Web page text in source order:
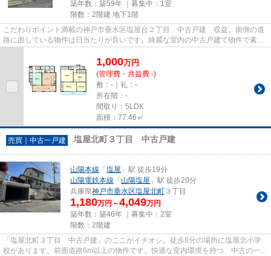
築年数：築59年 ｜募集中： 1室
階数：2階建 地下1階
こだわりポイント満載の神戸市垂水区塩屋台２丁目 中古戸建 収益。南側の道
路に面している物件は日当たりが良いです。綺麗な室内の中古戸建て物件で素敵
1,000万円
(管理費・共益費 -)
敷：-｜礼：-
所在階：-
間取り：5LDK
面積：77.46㎡
売買｜中古一戸建 塩屋北町３丁目 中古戸建
山陽本線 「 塩屋 」駅 徒歩19分
山陽電鉄本線 「 山陽塩屋 」駅 徒歩20分
兵庫県神戸市垂水区塩屋北町 ３丁目
1,180万円～4,049万円
築年数：築46年 ｜募集中： 2室
階数：2階建
「塩屋北町３丁目 中古戸建」のここがイチオシ。徒歩8分の場所に塩屋北小学
校があります。前面道路6m以上の物件です。快適な室内環境を持つ、中古の一戸